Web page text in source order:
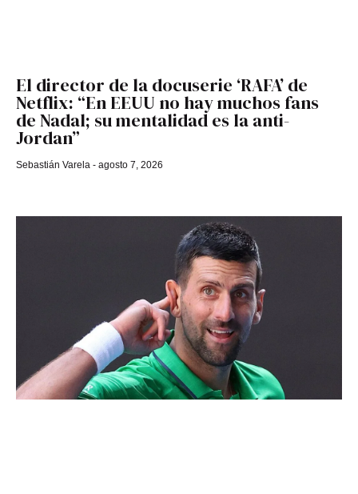
El director de la docuserie ‘RAFA’ de
Netflix: “En EEUU no hay muchos fans
de Nadal; su mentalidad es la anti-
Jordan”
Sebastián Varela agosto 7, 2026